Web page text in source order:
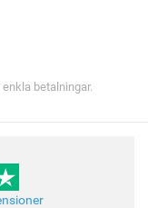
betalningar.